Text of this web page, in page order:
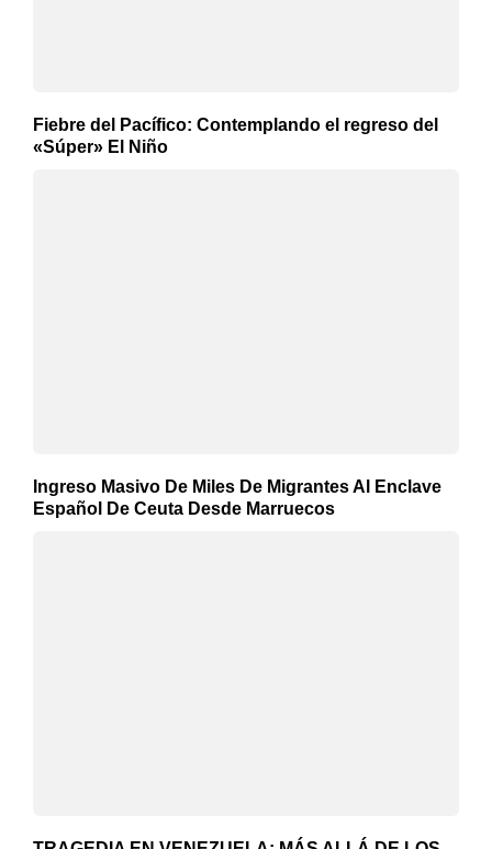
Fiebre del Pacífico: Contemplando el regreso del
«Súper» El Niño
Ingreso Masivo De Miles De Migrantes Al Enclave
Español De Ceuta Desde Marruecos